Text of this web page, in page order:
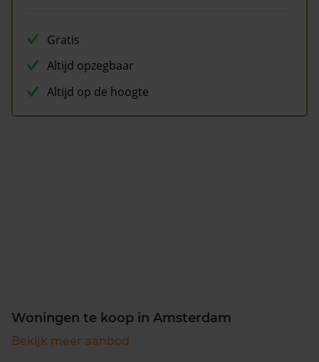
Gratis
Altijd opzegbaar
Altijd op de hoogte
Woningen te koop in Amsterdam
Bekijk meer aanbod